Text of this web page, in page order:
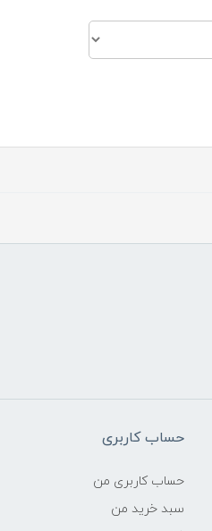
حساب کاربری
حساب کاربری من
سبد خرید من